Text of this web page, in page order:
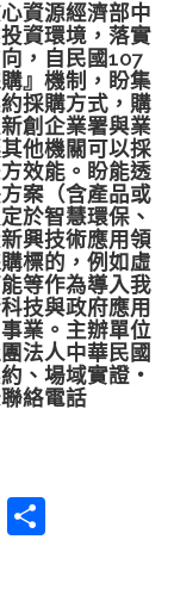
資源經濟部中
資環境，落實
，自民國107
』機制，盼集
採購方式，購
創企業署與業
他機關可以採
效能。盼能透
案（含產品或
於智慧環保、
興技術應用領
標的，例如虛
等作為導入我
技與政府應用
業。主辦單位
法人中華民國
、場域實證‧
絡電話
WeChat